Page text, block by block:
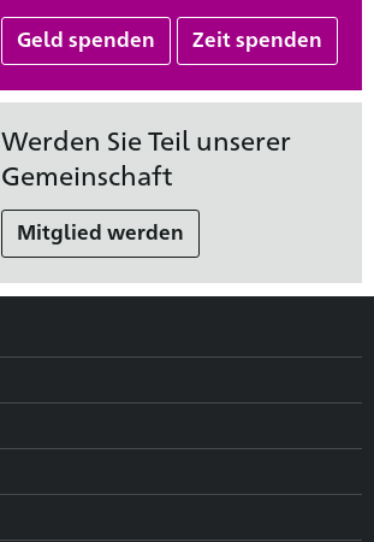
Geld spenden Zeit spenden
Werden Sie Teil unserer
Gemeinschaft
Mitglied werden